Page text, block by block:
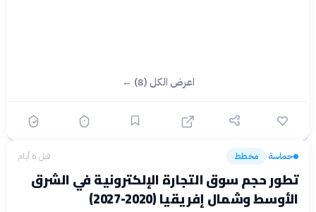
اعرض الكل (8) ←
حماسة› مخطط قبل 6 أيام
تطور حجم سوق التجارة الإلكترونية في الشرق
الأوسط وشمال إفريقيا (2020-2027)